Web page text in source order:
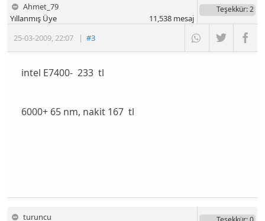
Ahmet_79
25-03-2009,22:07 |#3
Yıllanmış Üye
Teşekkür: 2
11,538mesaj
intel E7400- 233 tl
6000+ 65 nm, nakit 167 tl
turuncu